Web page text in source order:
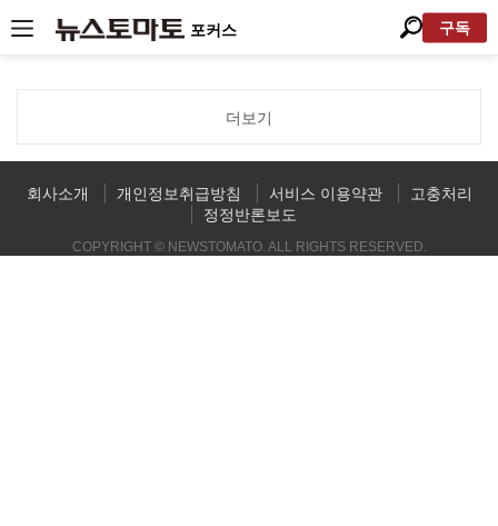
포커스 구독
더보기
회사소개 개인정보취급방침 서비스 이용약관
고충처리
정정반론보도
COPYRIGHT © NEWSTOMATO. ALL RIGHTS RESERVED.